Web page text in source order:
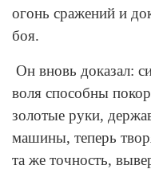
огонь сражений и
боя.
Он вновь доказал:
воля способны
золотые руки,
машины, теперь
та же точность,